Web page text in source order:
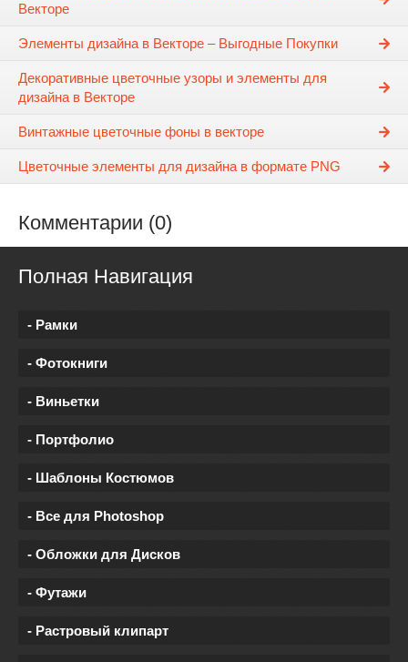
Векторе
Элементы дизайна в Векторе – Выгодные Покупки
Декоративные цветочные узоры и элементы для
дизайна в Векторе
Винтажные цветочные фоны в векторе
Цветочные элементы для дизайна в формате PNG
Комментарии (0)
Полная Навигация
- Рамки
- Фотокниги
- Виньетки
- Портфолио
- Шаблоны Костюмов
- Все для Photoshop
- Обложки для Дисков
- Футажи
- Растровый клипарт